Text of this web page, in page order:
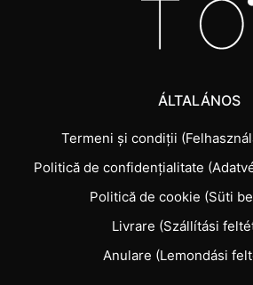
ÁLTALÁNOS
Termeni și condiții
Politică de confidențialitate
Politică de cookie (Süti
Livrare (Szállítási
Anulare (Lemondási